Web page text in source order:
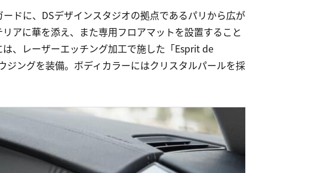
ドに、DSデザインスタジオの拠点であるパリから広が
アに華を添え、また専用フロアマットを設置すること
、レーザーエッチング加工で施した「Esprit de
ングを装備。ボディカラーにはクリスタルパールを採